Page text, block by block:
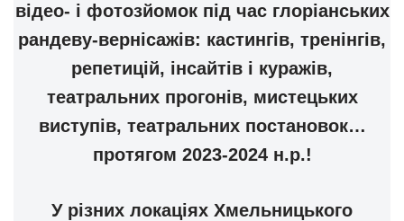
відео- і фотозйомок під час глоріанських
рандеву-вернісажів: кастингів, тренінгів,
репетицій, інсайтів і куражів,
театральних прогонів, мистецьких
виступів, театральних постановок…
протягом 2023-2024 н.р.!
У різних локаціях Хмельницького